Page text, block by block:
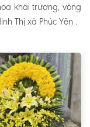
khai trương, vòng
Thị xã Phúc Yên .